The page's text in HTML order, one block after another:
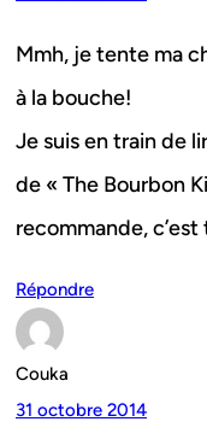
Mmh, je tente ma
à la bouche!
Je suis en train de
de « The Bourbon
recommande,
Répondre
Couka
31 octobre 2014